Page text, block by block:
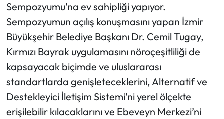
Sempozyumu’na ev sahipliği yapıyor.
Sempozyumun açılış konuşmasını yapan İzmir
Büyükşehir Belediye Başkanı Dr. Cemil Tugay,
Kırmızı Bayrak uygulamasını nöroçeşitliliği de
kapsayacak biçimde ve uluslararası
standartlarda genişleteceklerini, Alternatif ve
Destekleyici İletişim Sistemi’ni yerel ölçekte
erişilebilir kılacaklarını ve Ebeveyn Merkezi’ni